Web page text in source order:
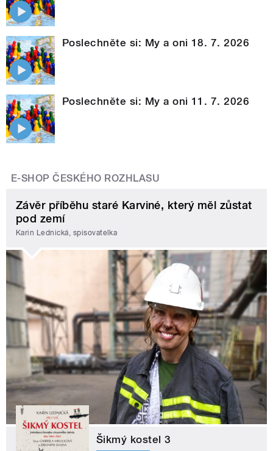
Poslechněte si: My a oni 18. 7. 2026
Poslechněte si: My a oni 11. 7. 2026
E-SHOP ČESKÉHO ROZHLASU
Závěr příběhu staré Karviné, který měl zůstat
pod zemí
Karin Lednická, spisovatelka
Šikmý kostel 3